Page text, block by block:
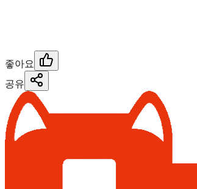
좋아요
공유